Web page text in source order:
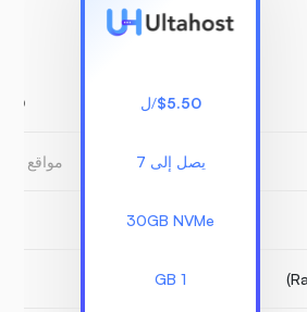
$5.50/ل
يصل إلى 7
30GB NVMe
1 GB
مواقع